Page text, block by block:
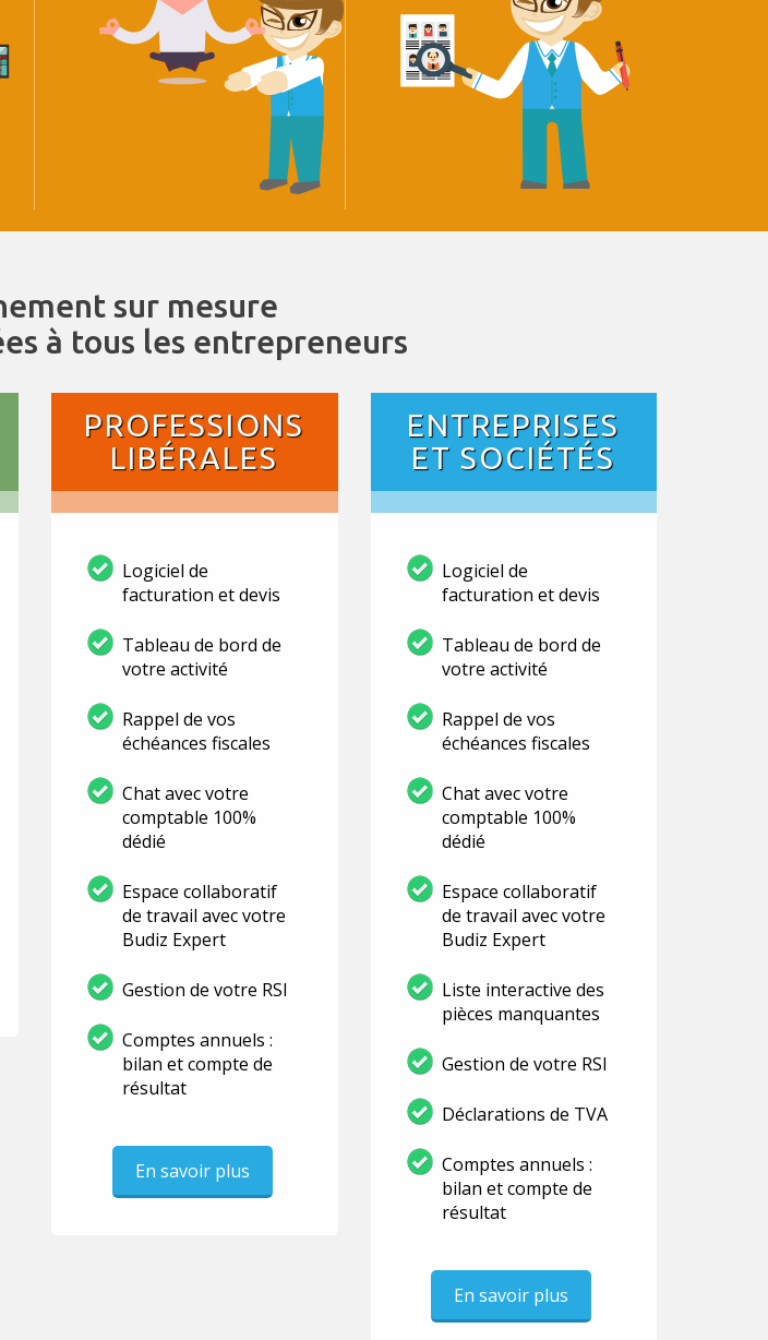
sur mesure
à tous les entrepreneurs
PROFESSIONS
LIBÉRALES
Logiciel de
facturation et devis
Tableau de bord de
votre activité
Rappel de vos
échéances fiscales
Chat avec votre
comptable 100%
dédié
Espace collaboratif
de travail avec votre
Budiz Expert
Gestion de votre RSI
Comptes annuels :
bilan et compte de
résultat
En savoir plus
ENTREPRISES
ET SOCIÉTÉS
Logiciel de
facturation et devis
Tableau de bord de
votre activité
Rappel de vos
échéances fiscales
Chat avec votre
comptable 100%
dédié
Espace collaboratif
de travail avec votre
Budiz Expert
Liste interactive des
pièces manquantes
Gestion de votre RSI
Déclarations de TVA
Comptes annuels :
bilan et compte de
résultat
En savoir plus